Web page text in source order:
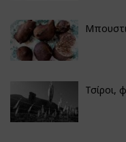
Τσίροι,